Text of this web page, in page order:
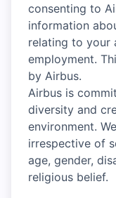
consenting to
information
relating to your
employment.
by Airbus.
Airbus is
diversity and
environment.
irrespective of
age, gender,
religious belief.